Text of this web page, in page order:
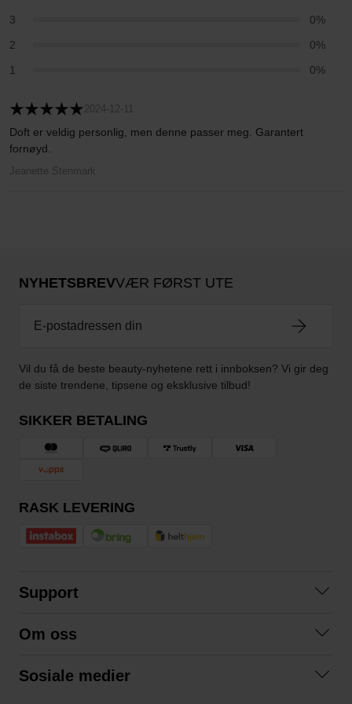
3
0%
2
0%
1
0%
2024-12-11
Doft er veldig personlig, men denne passer meg. Garantert
fornøyd.
Jeanette Stenmark
NYHETSBREVVÆR FØRST UTE
Vil du få de beste beauty-nyhetene rett i innboksen? Vi gir deg
de siste trendene, tipsene og eksklusive tilbud!
SIKKER BETALING
RASK LEVERING
Support
Kjøpsvilkår
Om oss
Sosiale medier